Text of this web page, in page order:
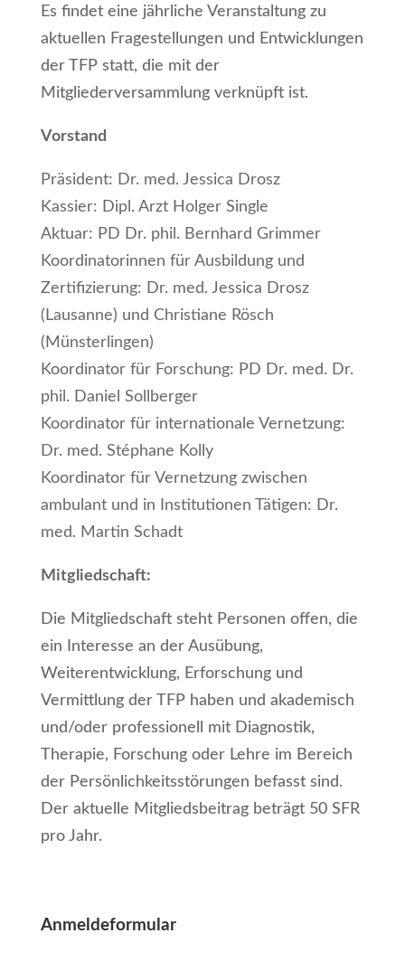
Es findet eine jährliche Veranstaltung zu
aktuellen Fragestellungen und Entwicklungen
der TFP statt, die mit der
Mitgliederversammlung verknüpft ist.
Vorstand
Präsident: Dr. med. Jessica Drosz
Kassier: Dipl. Arzt Holger Single
Aktuar: PD Dr. phil. Bernhard Grimmer
Koordinatorinnen für Ausbildung und
Zertifizierung: Dr. med. Jessica Drosz
(Lausanne) und Christiane Rösch
(Münsterlingen)
Koordinator für Forschung: PD Dr. med. Dr.
phil. Daniel Sollberger
Koordinator für internationale Vernetzung:
Dr. med. Stéphane Kolly
Koordinator für Vernetzung zwischen
ambulant und in Institutionen Tätigen: Dr.
med. Martin Schadt
Mitgliedschaft:
Die Mitgliedschaft steht Personen offen, die
ein Interesse an der Ausübung,
Weiterentwicklung, Erforschung und
Vermittlung der TFP haben und akademisch
und/oder professionell mit Diagnostik,
Therapie, Forschung oder Lehre im Bereich
der Persönlichkeitsstörungen befasst sind.
Der aktuelle Mitgliedsbeitrag beträgt 50 SFR
pro Jahr.
Anmeldeformular